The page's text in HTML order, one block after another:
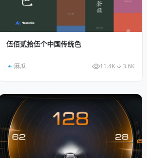
伍佰贰拾伍个中国传统色
麻瓜 11.4K 3.6K